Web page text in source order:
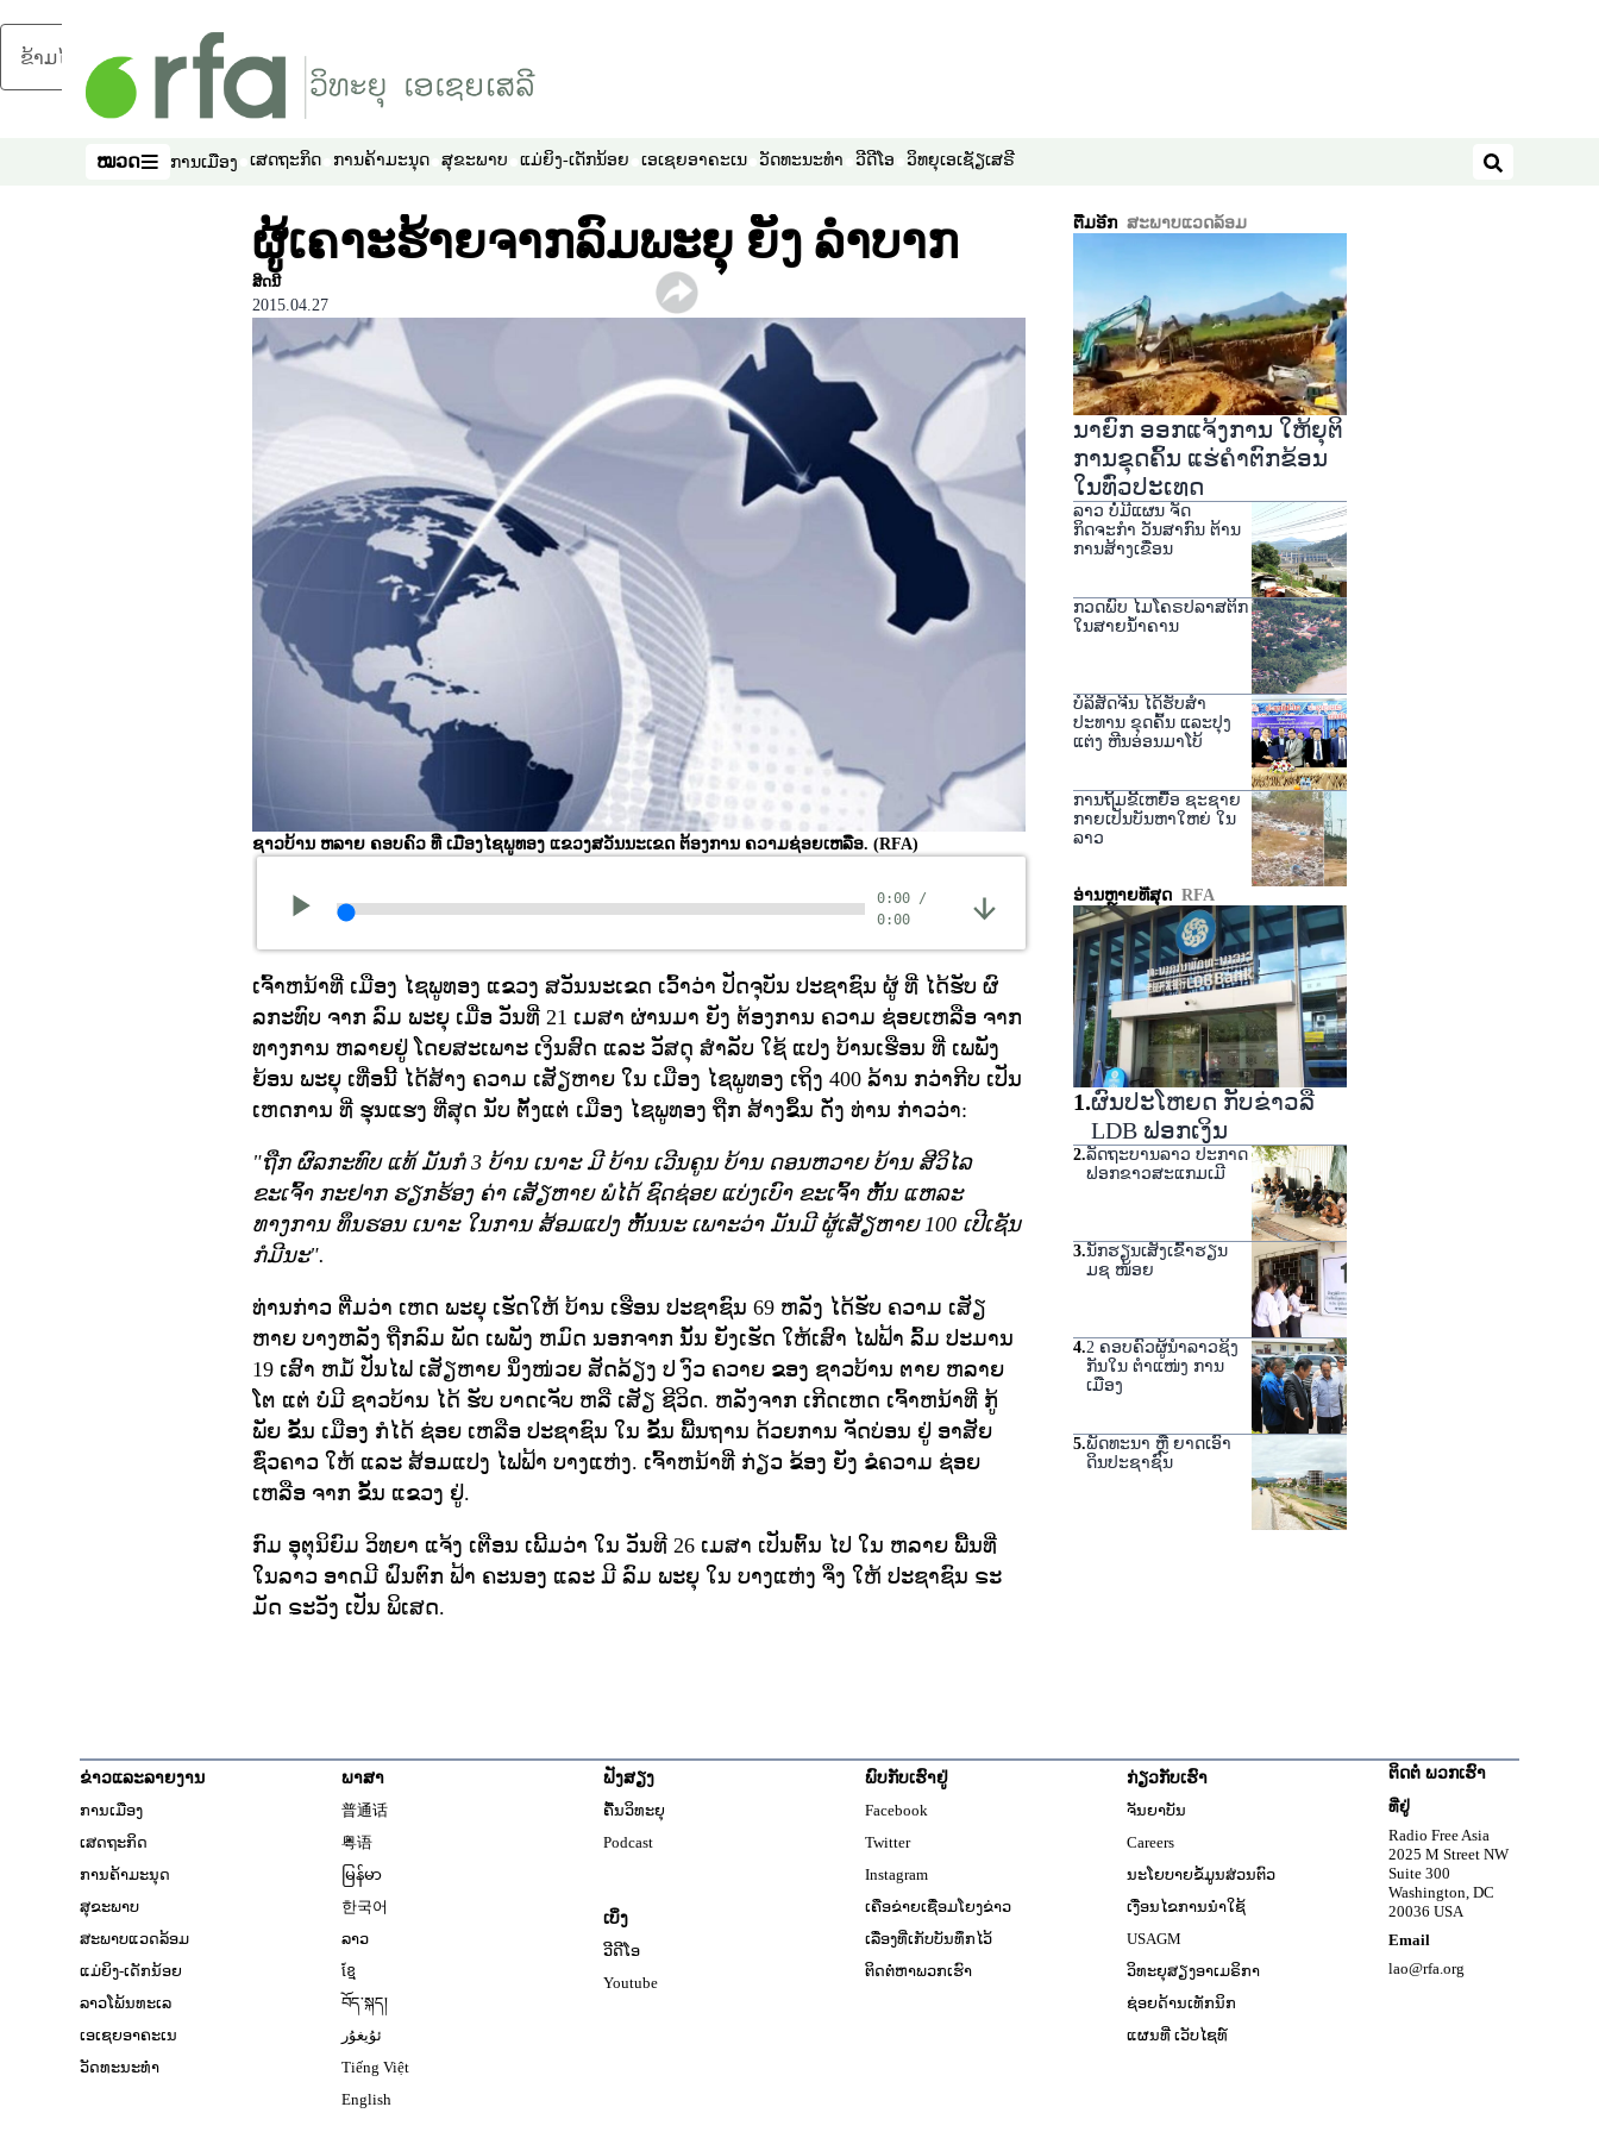
ຂ້າມໄປຍັງເນື້ອຫາຫຼັກ
ໝວດ
ໝວດ ການເມືອງ ເສດຖະກິດ ການຄ້າມະນຸດ ສຸຂະພາບ ແມ່ຍິງ-ເດັກນ້ອຍ ເອເຊຍອາຄະເນ ວັດທະນະທຳ ວີດີໂອ ວິທຍຸເອເຊັຽເສຣີ
ຄົ້ນຫາ
ຜູ້ເຄາະຮ້າຍຈາກລົມພະຍຸ ຍັງ ລໍາບາກ
ສິດນີ
2015.04.27
ຊາວບ້ານ ຫລາຍ ຄອບຄົວ ທີ່ ເມືອງໄຊພູທອງ ແຂວງສວັນນະເຂດ ຕ້ອງການ ຄວາມຊ່ອຍເຫລືອ. (RFA)
0:00 /
0:00
ເຈົ້າຫນ້າທີ່ ເມືອງ ໄຊພູທອງ ແຂວງ ສວັນນະເຂດ ເວົ້າວ່າ ປັດຈຸບັນ ປະຊາຊົນ ຜູ້ ທີ່ ໄດ້ຮັບ ຜົ
ລກະທົບ ຈາກ ລົມ ພະຍຸ ເມື່ອ ວັນທີ່ 21 ເມສາ ຜ່ານມາ ຍັງ ຕ້ອງການ ຄວາມ ຊ່ອຍເຫລືອ ຈາກ
ທາງການ ຫລາຍຢູ່ ໂດຍສະເພາະ ເງິນສົດ ແລະ ວັສດຸ ສຳລັບ ໃຊ້ ແປງ ບ້ານເຮືອນ ທີ່ ເພພັງ
ຍ້ອນ ພະຍຸ ເທື່ອນີ້ ໄດ້ສ້າງ ຄວາມ ເສັຽຫາຍ ໃນ ເມືອງ ໄຊພູທອງ ເຖິງ 400 ລ້ານ ກວ່າກີບ ເປັນ
ເຫດການ ທີ່ ຮຸນແຮງ ທີ່ສຸດ ນັບ ຕັ້ງແຕ່ ເມືອງ ໄຊພູທອງ ຖືກ ສ້າງຂຶ້ນ ດັ່ງ ທ່ານ ກ່າວວ່າ:
"ຖືກ ຜົລກະທົບ ແທ້ ມັນກໍ 3 ບ້ານ ເນາະ ມີ ບ້ານ ເວີນຄູນ ບ້ານ ດອນຫວາຍ ບ້ານ ສີວິໄລ
ຂະເຈົ້າ ກະຢາກ ຮຽກຮ້ອງ ຄ່າ ເສັຽຫາຍ ພໍໄດ້ ຊົດຊ່ອຍ ແບ່ງເບົາ ຂະເຈົ້າ ຫັ້ນ ແຫລະ
ທາງການ ທຶນຮອນ ເນາະ ໃນການ ສ້ອມແປງ ຫັ້ນນະ ເພາະວ່າ ມັນມີ ຜູ້ເສັຽຫາຍ 100 ເປີເຊັນ
ກໍມີນະ".
ທ່ານກ່າວ ຕື່ມວ່າ ເຫດ ພະຍຸ ເຮັດໃຫ້ ບ້ານ ເຮືອນ ປະຊາຊົນ 69 ຫລັງ ໄດ້ຮັບ ຄວາມ ເສັຽ
ຫາຍ ບາງຫລັງ ຖືກລົມ ພັດ ເພພັງ ຫມົດ ນອກຈາກ ນັ້ນ ຍັງເຮັດ ໃຫ້ເສົາ ໄຟຟ້າ ລົ້ມ ປະມານ
19 ເສົາ ຫມໍ້ ປັ່ນໄຟ ເສັຽຫາຍ ນຶ່ງໜ່ວຍ ສັດລ້ຽງ ປ ງົວ ຄວາຍ ຂອງ ຊາວບ້ານ ຕາຍ ຫລາຍ
ໂຕ ແຕ່ ບໍ່ມີ ຊາວບ້ານ ໄດ້ ຮັບ ບາດເຈັບ ຫລື ເສັຽ ຊີວິດ. ຫລັງຈາກ ເກີດເຫດ ເຈົ້າຫນ້າທີ່ ກູ້
ພັຍ ຂັ້ນ ເມືອງ ກໍໄດ້ ຊ່ອຍ ເຫລືອ ປະຊາຊົນ ໃນ ຂັ້ນ ພື້ນຖານ ດ້ວຍການ ຈັດບ່ອນ ຢູ່ ອາສັຍ
ຊົ່ວຄາວ ໃຫ້ ແລະ ສ້ອມແປງ ໄຟຟ້າ ບາງແຫ່ງ. ເຈົ້າຫນ້າທີ່ ກ່ຽວ ຂ້ອງ ຍັງ ຂໍຄວາມ ຊ່ອຍ
ເຫລືອ ຈາກ ຂັ້ນ ແຂວງ ຢູ່.
ກົມ ອຸຕຸນິຍົມ ວິທຍາ ແຈ້ງ ເຕືອນ ເພີ້ມວ່າ ໃນ ວັນທີ 26 ເມສາ ເປັນຕົ້ນ ໄປ ໃນ ຫລາຍ ພື້ນທີ່
ໃນລາວ ອາດມີ ຝົນຕົກ ຟ້າ ຄະນອງ ແລະ ມີ ລົມ ພະຍຸ ໃນ ບາງແຫ່ງ ຈຶ່ງ ໃຫ້ ປະຊາຊົນ ຣະ
ມັດ ຣະວັງ ເປັນ ພິເສດ.
ຕື່ມອີກ ສະພາບແວດລ້ອມ
ນາຍົກ ອອກແຈ້ງການ ໃຫ້ຍຸຕິ
ການຂຸດຄົ້ນ ແຮ່ຄໍາຕົກຂ້ອນ
ໃນທົ່ວປະເທດ
ລາວ ບໍ່ມີແຜນ ຈັດ
ກິດຈະກຳ ວັນສາກົນ ຕ້ານ
ການສ້າງເຂື່ອນ
ກວດພົບ ໄມໂຄຣປລາສຕິກ
ໃນສາຍນ້ຳຄານ
ບໍລິສັດຈີນ ໄດ້ຮັບສໍາ
ປະທານ ຂຸດຄົ້ນ ແລະປຸງ
ແຕ່ງ ຫີນອ່ອນມາໂບ້
ການຖິ້ມຂີ້ເຫຍື້ອ ຊະຊາຍ
ກາຍເປັນບັນຫາໃຫຍ່ ໃນ
ລາວ
ອ່ານຫຼາຍທີ່ສຸດ RFA
1.ຜົນປະໂຫຍດ ກັບຂ່າວລື
LDB ຟອກເງິນ
2.ລັດຖະບານລາວ ປະກາດ
ຟອກຂາວສະແກມເມີ
3.ນັກຮຽນເສັງເຂົ້າຮຽນ
ມຊ ໜ້ອຍ
4.2 ຄອບຄົວຜູ້ນໍາລາວຊິງ
ກັນໃນ ຕໍາແໜ່ງ ການ
ເມືອງ
5.ພັດທະນາ ຫຼື ຍາດເອົາ
ດິນປະຊາຊົນ
ຂ່າວແລະລາຍງານ
ການເມືອງ
ເສດຖະກິດ
ການຄ້າມະນຸດ
ສຸຂະພາບ
ສະພາບແວດລ້ອມ
ແມ່ຍິງ-ເດັກນ້ອຍ
ລາວໂພ້ນທະເລ
ເອເຊຍອາຄະເນ
ວັດທະນະທຳ
ພາສາ
普通话
粤语
မြန်မာ
한국어
ລາວ
ខ្មែ
བོད་སྐད།
ئۇيغۇر
Tiếng Việt
English
ຟັງສຽງ
ຄື້ນວິທະຍຸ
Podcast
ເບິ່ງ
ວີດີໂອ
Youtube
ພົບກັບເຮົາຢູ່
Facebook
Twitter
Instagram
ເຄືອຂ່າຍເຊື່ອມໂຍງຂ່າວ
ເລື່ອງທີ່ເກັບບັນທຶກໄວ້
ຕິດຕໍ່ຫາພວກເຮົາ
ກ່ຽວກັບເຮົາ
ຈັນຍາບັນ
Careers
ນະໂຍບາຍຂໍ້ມູນສ່ວນຕົວ
ເງື່ອນໄຂການນໍາໃຊ້
USAGM
ວິທະຍຸສຽງອາເມຣິກາ Opens in new window
ຊ່ອຍດ້ານເທັກນິກ
ແຜນທີ່ ເວັບໄຊທ໌
ຕິດຕໍ່ ພວກເຮົາ
ທີ່ຢູ່
Radio Free Asia
2025 M Street NW
Suite 300
Washington, DC
20036 USA
Email
lao@rfa.org